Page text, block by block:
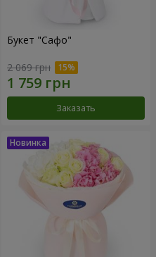
Букет "Сафо"
2 069 грн
Заказать